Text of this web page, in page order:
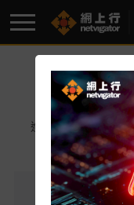
F5G-A 超
最新優惠
寬頻服務
進一步了解
iphone 17e
|
進一步了解 iPhone
Air